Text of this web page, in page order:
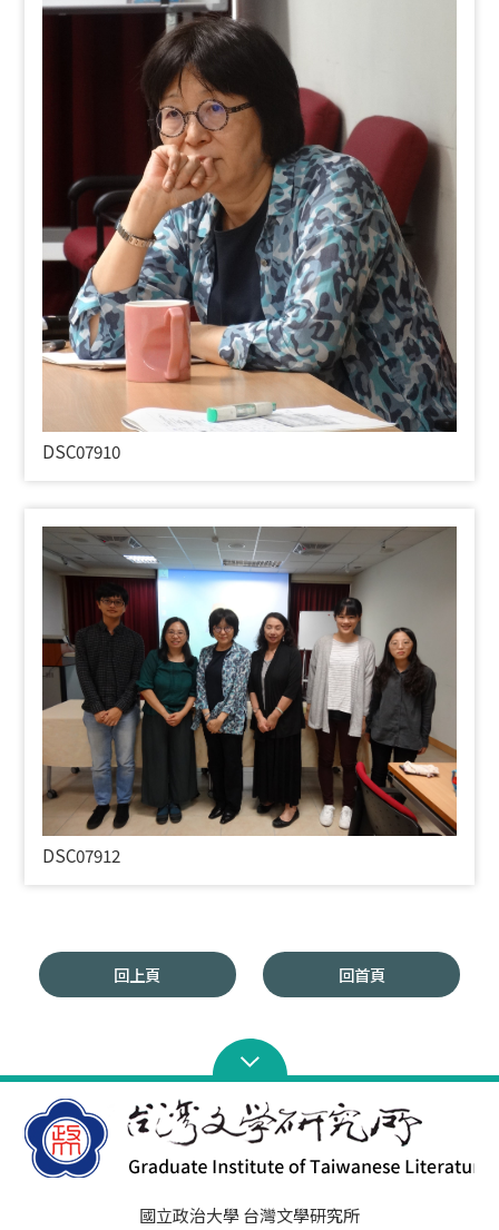
DSC07910
DSC07912
回上頁 回首頁
國立政治大學 台灣文學研究所